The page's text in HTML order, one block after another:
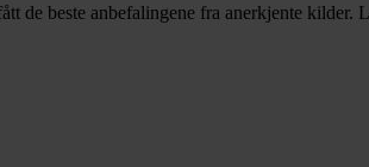
de beste anbefalingene fra anerkjente